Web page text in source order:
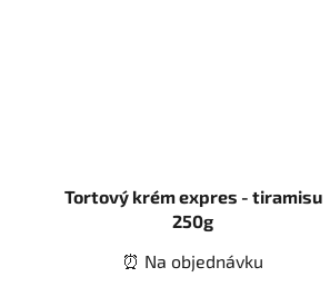
Tortový krém expres - tiramisu
250g
⏰ Na objednávku